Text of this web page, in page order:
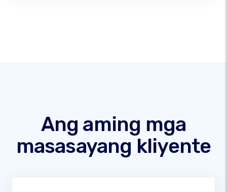
Ang aming mga
masasayang kliyente